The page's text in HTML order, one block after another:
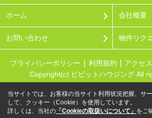
ホーム 会社概要
お問い合わせ 物件リク
プライバシーポリシー 利用規約 アクセ
Copyright(c) ビビットハウジング All
当サイトでは、お客様の当サイト利用状況把握、サ
して、クッキー（Cookie）を使用しています。
詳しくは、当社の 「Cookieの取扱いについて」 をご